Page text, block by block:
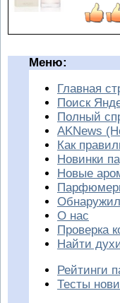
Меню:
Главная
Поиск
Полный
AKNews
Как
Новинки
Новые
О нас
Проверка
Найти
Рейтинги
Тесты